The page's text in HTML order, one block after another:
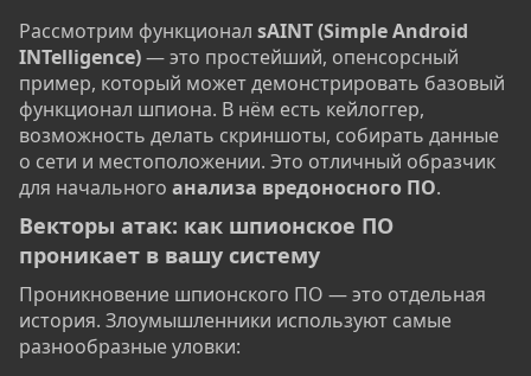
Рассмотрим функционал sAINT (Simple Android
INTelligence)— это простейший, опенсорсный
пример, который может демонстрировать базовый
функционал шпиона. В нём есть кейлоггер,
возможность делать скриншоты, собирать данные
о сети и местоположении. Это отличный образчик
для начального анализа вредоносного ПО.
Векторы атак: как шпионское ПО
проникает в вашу систему​
Проникновение шпионского ПО — это отдельная
история. Злоумышленники используют самые
разнообразные уловки: